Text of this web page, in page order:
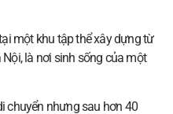
một khu tập thể xây dựng từ
là nơi sinh sống của một
chuyển nhưng sau hơn 40